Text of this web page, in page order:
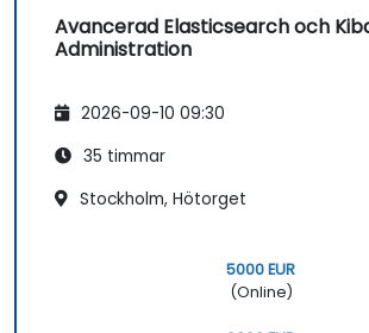
Avancerad Elasticsearch och
Administration
2026-09-10 09:30
35 timmar
Stockholm, Hötorget
5000 EUR
(Online)